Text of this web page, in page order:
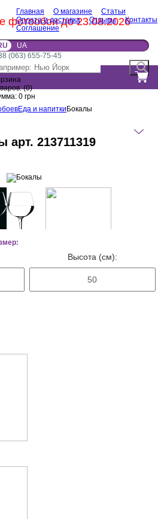
фотообои до 23.08.2026
Главная О магазине
Статьи
Оплата и доставка
Отзывы
Контакты
Соглашение
UA
(063) 655-75-45
(0)
0 грн
Еда и напитки Бокалы
арт. 213711319
Высота (см):